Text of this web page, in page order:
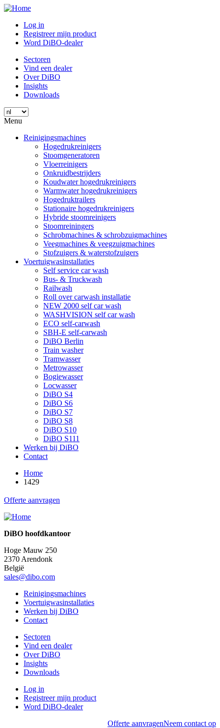
Overslaan
naar
inhoud
Log in
Registreer mijn product
Word DiBO-dealer
Sectoren
Vind een dealer
Over DiBO
Insights
Downloads
Menu
Reinigingsmachines
Hogedrukreinigers
Stoomgeneratoren
Vloerreinigers
Onkruidbestrijders
Koudwater hogedrukreinigers
Warmwater hogedrukreinigers
Hogedruktrailers
Stationaire hogedrukreinigers
Hybride stoomreinigers
Stoomreiningers
Schrobmachines & schrobzuigmachines
Veegmachines & veegzuigmachines
Stofzuigers & waterstofzuigers
Voertuigwasinstallaties
Self service car wash
Bus- & Truckwash
Railwash
Roll over carwash installatie
NEW 2000 self car wash
WASHVISION self car wash
ECO self-carwash
SBH-E self-carwash
DiBO Berlin
Train washer
Tramwasser
Metrowasser
Bogiewasser
Locwasser
DiBO S4
DiBO S6
DiBO S7
DiBO S8
DiBO S10
DiBO S111
Werken bij DiBO
Contact
Home
1429
Offerte aanvragen
DiBO hoofdkantoor
Hoge Mauw 250
2370 Arendonk
België
sales@dibo.com
Reinigingsmachines
Voertuigwasinstallaties
Werken bij DiBO
Contact
Sectoren
Vind een dealer
Over DiBO
Insights
Downloads
Log in
Registreer mijn product
Word DiBO-dealer
Offerte aanvragenNeem contact op